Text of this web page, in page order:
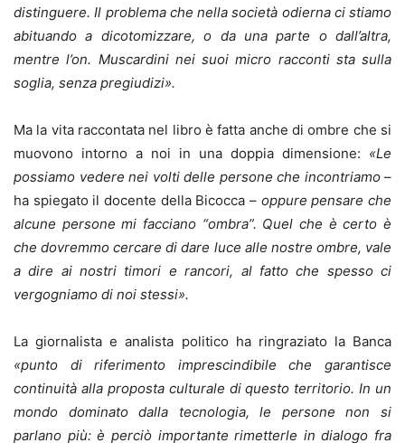
distinguere. Il problema che nella società odierna ci stiamo
abituando a dicotomizzare, o da una parte o dall’altra,
mentre l’on. Muscardini nei suoi micro racconti sta sulla
soglia, senza pregiudizi».
Ma la vita raccontata nel libro è fatta anche di ombre che si
muovono intorno a noi in una doppia dimensione: «Le
possiamo vedere nei volti delle persone che incontriamo–
ha spiegato il docente della Bicocca – oppure pensare che
alcune persone mi facciano “ombra”. Quel che è certo è
che dovremmo cercare di dare luce alle nostre ombre, vale
a dire ai nostri timori e rancori, al fatto che spesso ci
vergogniamo di noi stessi».
La giornalista e analista politico ha ringraziato la Banca
«punto di riferimento imprescindibile che garantisce
continuità alla proposta culturale di questo territorio. In un
mondo dominato dalla tecnologia, le persone non si
parlano più: è perciò importante rimetterle in dialogo fra